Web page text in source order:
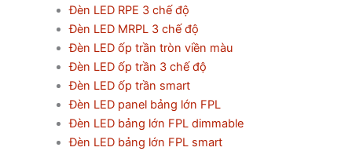
Đèn LED RPE 3 chế độ
Đèn LED MRPL 3 chế độ
Đèn LED ốp trần tròn viền màu
Đèn LED ốp trần 3 chế độ
Đèn LED ốp trần smart
Đèn LED panel bảng lớn FPL
Đèn LED bảng lớn FPL dimmable
Đèn LED bảng lớn FPL smart